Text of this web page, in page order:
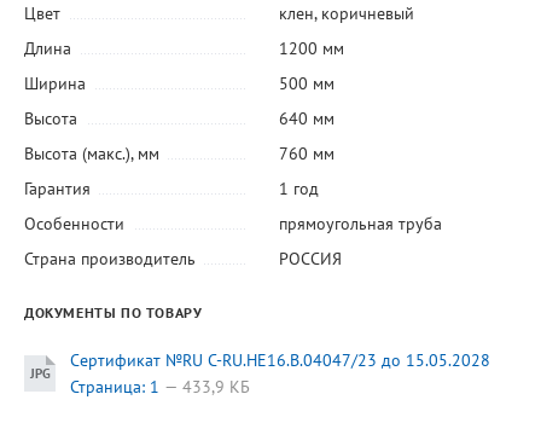
Цвет
клен, коричневый
Длина
1200 мм
Ширина
500 мм
Высота
640 мм
Высота (макс.), мм
760 мм
Гарантия
1 год
Особенности
прямоугольная труба
Страна производитель
РОССИЯ
ДОКУМЕНТЫ ПО ТОВАРУ
Сертификат №RU C-RU.HE16.B.04047/23 до 15.05.2028
Страница: 1
433,9 КБ